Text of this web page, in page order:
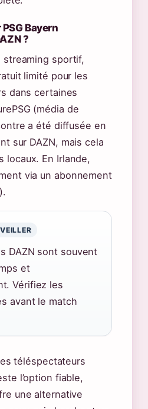
Bayern
?
streaming sportif,
limité pour les
dans certaines
(média de
a été diffusée en
sur DAZN, mais cela
locaux. En Irlande,
via un abonnement
DAZN sont souvent
et
Vérifiez les
avant le match
téléspectateurs
l’option fiable,
une alternative